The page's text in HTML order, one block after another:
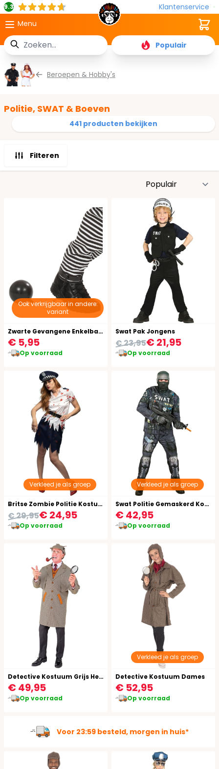
9.3
Klantenservice
Menu
Zoek
Populair
Cart
Beroepen & Hobby's
Politie, SWAT & Boeven
441 producten bekijken
Filteren
Ook verkrijgbaar in andere:
variant
Zwarte Gevangene Enkelbal met Ketting
€ 5,95
Op voorraad
Swat Pak Jongens
€ 21,95
€ 23,95
Op voorraad
Verkleed je als groep
Britse Zombie Politie Kostuum Dames Halloween
€ 24,95
€ 29,95
Op voorraad
Verkleed je als groep
Swat Politie Gemaskerd Kostuum Heren
€ 42,95
Op voorraad
Detective Kostuum Grijs Heren
€ 49,95
Op voorraad
Verkleed je als groep
Detective Kostuum Dames
€ 52,95
Op voorraad
Ruim 100.000 kostuums op voorraad